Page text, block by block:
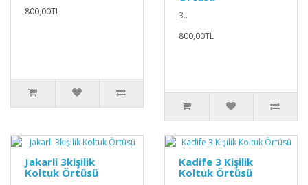
800,00TL
3..
800,00TL
Jakarli 3kişilik
Koltuk Örtüsü
Kadife 3 Kişilik
Koltuk Örtüsü